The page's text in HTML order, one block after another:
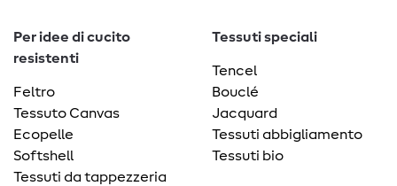
Per idee di cucito
resistenti
Feltro
Tessuto Canvas
Ecopelle
Softshell
Tessuti da tappezzeria
Tessuti speciali
Tencel
Bouclé
Jacquard
Tessuti abbigliamento
Tessuti bio